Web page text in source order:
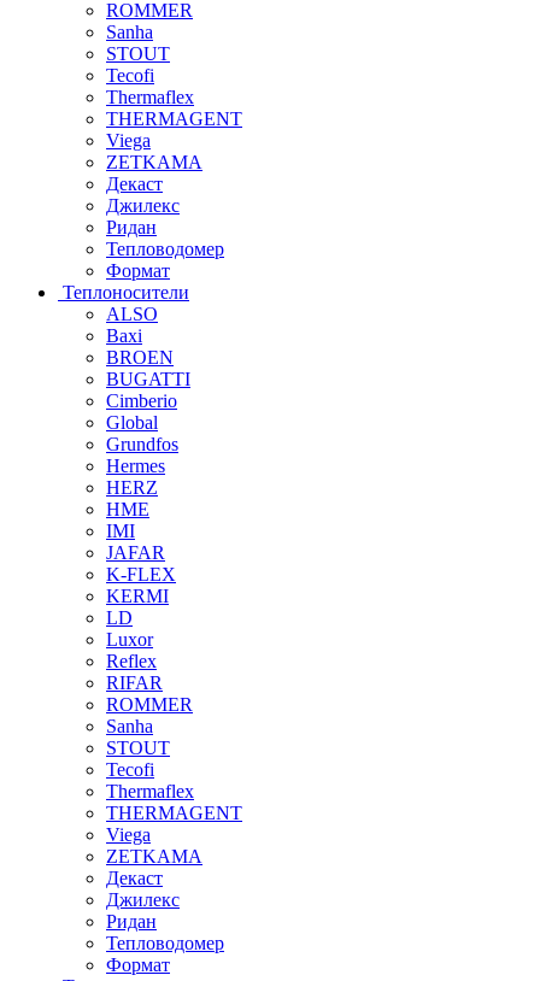
ROMMER
Sanha
STOUT
Tecofi
Thermaflex
THERMAGENT
Viega
ZETKAMA
Декаст
Джилекс
Ридан
Тепловодомер
Формат
Теплоносители
ALSO
Baxi
BROEN
BUGATTI
Cimberio
Global
Grundfos
Hermes
HERZ
HME
IMI
JAFAR
K-FLEX
KERMI
LD
Luxor
Reflex
RIFAR
ROMMER
Sanha
STOUT
Tecofi
Thermaflex
THERMAGENT
Viega
ZETKAMA
Декаст
Джилекс
Ридан
Тепловодомер
Формат